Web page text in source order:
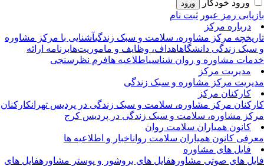
ورود خودکار
رمز عبور ثبت نام
درباره مرکز
مرکز مشاوره، سلامت و سبک زندگیآشنایی با مرکز مشاوره
زندگی دانشگاهاهداف، وظایف و ماموریت‌هابرنامه ارائه
مشاوره و روان شناسیاطلاعیه هافرم نظرسنجی
مدیریت مرکز
مرکز مشاوره و سبک زندگی
کارکنان مرکز
مرکز مشاوره، سلامت و سبک زندگی در پردیس تهران کارکنان
مشاوره، سلامت و سبک زندگی در پردیس کرج
کانون همیاران سلامت روان
کانون همیاران سلامت رواناخبار و اطلاعیه ها
فایل های مشاوره
های صوتی مشاوره فایل های بروشور و پوستر مشاوره فایل های